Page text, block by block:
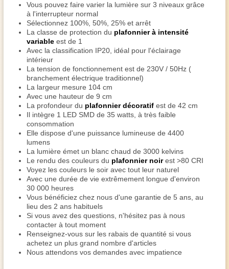
Vous pouvez faire varier la lumière sur 3 niveaux grâce
à l'interrupteur normal
Sélectionnez 100%, 50%, 25% et arrêt
La classe de protection du plafonnier à intensité
variable est de 1
Avec la classification IP20, idéal pour l'éclairage
intérieur
La tension de fonctionnement est de 230V / 50Hz (
branchement électrique traditionnel)
La largeur mesure 104 cm
Avec une hauteur de 9 cm
La profondeur du plafonnier décoratif est de 42 cm
Il intègre 1 LED SMD de 35 watts, à très faible
consommation
Elle dispose d'une puissance lumineuse de 4400
lumens
La lumière émet un blanc chaud de 3000 kelvins
Le rendu des couleurs du plafonnier noirest >80 CRI
Voyez les couleurs le soir avec tout leur naturel
Avec une durée de vie extrêmement longue d'environ
30 000 heures
Vous bénéficiez chez nous d'une garantie de 5 ans, au
lieu des 2 ans habituels
Si vous avez des questions, n'hésitez pas à nous
contacter à tout moment
Renseignez-vous sur les rabais de quantité si vous
achetez un plus grand nombre d'articles
Nous attendons vos demandes avec impatience